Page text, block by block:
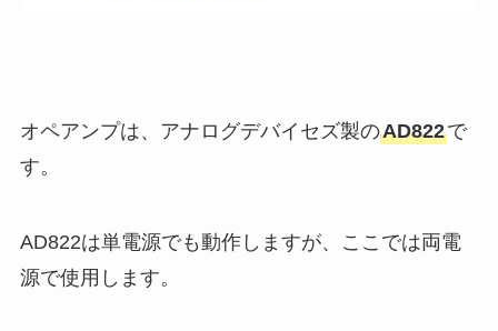
オペアンプは、アナログデバイセズ製のAD822で
す。
AD822は単電源でも動作しますが、ここでは両電
源で使用します。